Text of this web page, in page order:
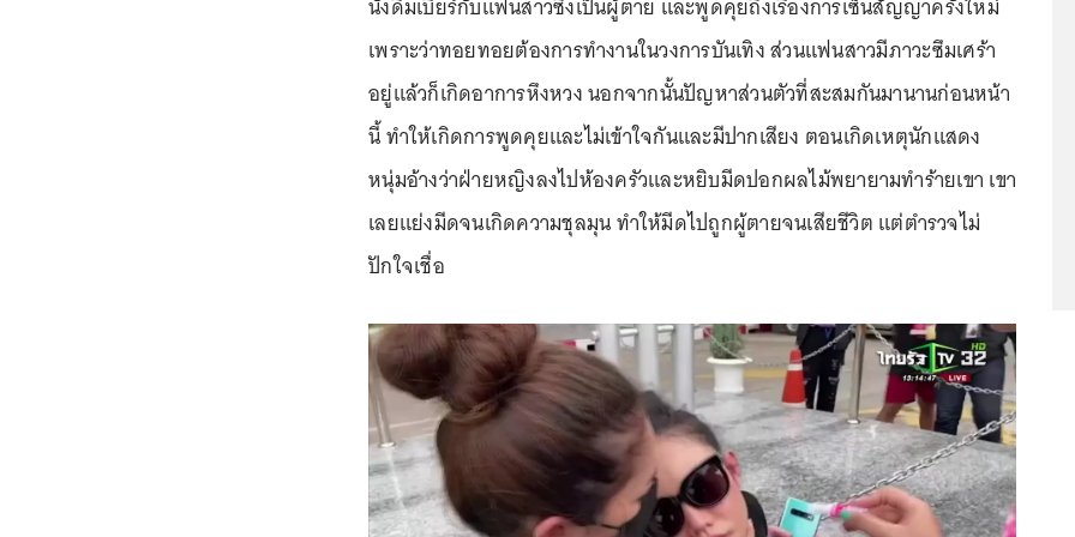
นั่งดื่มเบียร์กับแฟนสาวซึ่งเป็นผู้ตาย และพูดคุยถึงเรื่องการเซ็นสัญญาครั้งใหม่
เพราะว่าทอยทอยต้องการทำงานในวงการบันเทิง ส่วนแฟนสาวมีภาวะซึมเศร้า
อยู่แล้วก็เกิดอาการหึงหวง นอกจากนั้นปัญหาส่วนตัวที่สะสมกันมานานก่อนหน้า
นี้ ทำให้เกิดการพูดคุยและไม่เข้าใจกันและมีปากเสียง ตอนเกิดเหตุนักแสดง
หนุ่มอ้างว่าฝ่ายหญิงลงไปห้องครัวและหยิบมีดปอกผลไม้พยายามทำร้ายเขา เขา
เลยแย่งมีดจนเกิดความชุลมุน ทำให้มีดไปถูกผู้ตายจนเสียชีวิต แต่ตำรวจไม่
ปักใจเชื่อ